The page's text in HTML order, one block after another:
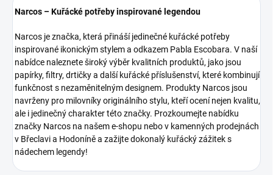
Narcos – Kuřácké potřeby inspirované legendou
Narcos je značka, která přináší jedinečné kuřácké potřeby
inspirované ikonickým stylem a odkazem Pabla Escobara. V naší
nabídce naleznete široký výběr kvalitních produktů, jako jsou
papírky, filtry, drtičky a další kuřácké příslušenství, které kombinují
funkčnost s nezaměnitelným designem. Produkty Narcos jsou
navrženy pro milovníky originálního stylu, kteří ocení nejen kvalitu,
ale i jedinečný charakter této značky. Prozkoumejte nabídku
značky Narcos na našem e-shopu nebo v kamenných prodejnách
v Břeclavi a Hodoníně a zažijte dokonalý kuřácký zážitek s
nádechem legendy!